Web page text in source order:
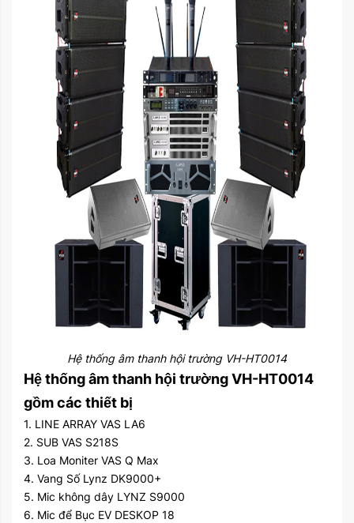
Hệ thống âm thanh hội trường VH-HT0014
Hệ thống âm thanh hội trường VH-HT0014
gồm các thiết bị
1. LINE ARRAY VAS LA6
2. SUB VAS S218S
3. Loa Moniter VAS Q Max
4. Vang Số Lynz DK9000+
5. Mic không dây LYNZ S9000
6. Mic để Bục EV DESKOP 18